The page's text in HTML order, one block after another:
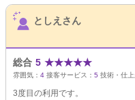
サロンPick Up
としえさん
総合 5 ★★★★★
雰囲気： 4 接客サービス： 5 技術・仕上
3度目の利用です。